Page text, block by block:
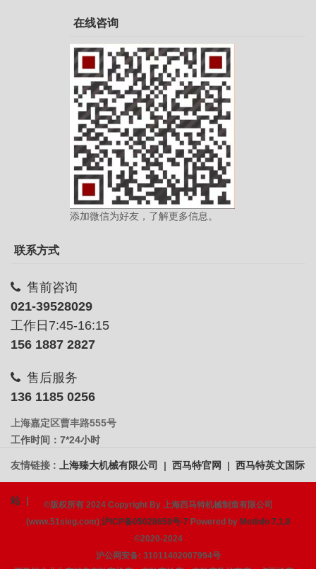
在线咨询
添加微信为好友，了解更多信息。
联系方式
售前咨询
021-39528029
工作日7:45-16:15
156 1887 2827
售后服务
136 1185 0256
上海嘉定区曹丰路555号
工作时间：7*24小时
友情链接 : 上海臻大机械有限公司 | 西马特官网 | 西马特英文国际
站 |
©版权所有 2024 Copyright By 上海西马特机械制造有限公司
(www.51sieg.com) 沪ICP备05028658号-7 Powered by MetInfo 7.1.0
©2020-2024
沪公网安备: 31011402007994号